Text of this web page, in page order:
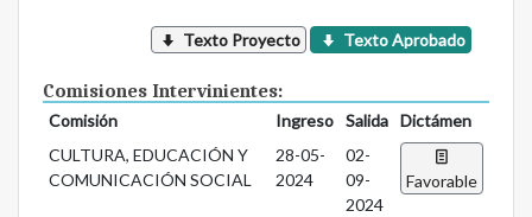
Texto Proyecto Texto Aprobado
Comisiones Intervinientes:
Comisión Ingreso Salida
Dictámen
CULTURA, EDUCACIÓN Y
COMUNICACIÓN SOCIAL
28-05-
2024
02-
09-
2024
Favorable